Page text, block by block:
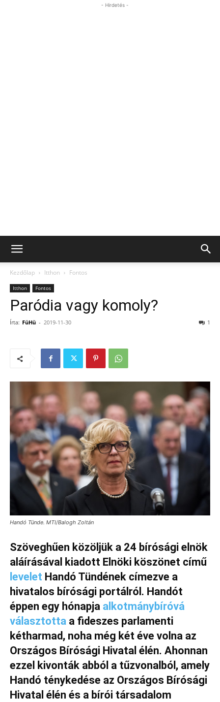
- Hirdetés -
Kezdőlap Itthon Fontos
Itthon Fontos
Paródia vagy komoly?
Írta: FüHü - 2019-11-30 1
Handó Tünde. MTI/Balogh Zoltán
Szöveghűen közöljük a 24 bírósági elnök
aláírásával kiadott Elnöki köszönet című
levelet Handó Tündének címezve a
hivatalos bírósági portálról. Handót
éppen egy hónapja alkotmánybíróvá
választotta a fideszes parlamenti
kétharmad, noha még két éve volna az
Országos Bírósági Hivatal élén. Ahonnan
ezzel kivonták abból a tűzvonalból, amely
Handó ténykedése az Országos Bírósági
Hivatal élén és a bírói társadalom